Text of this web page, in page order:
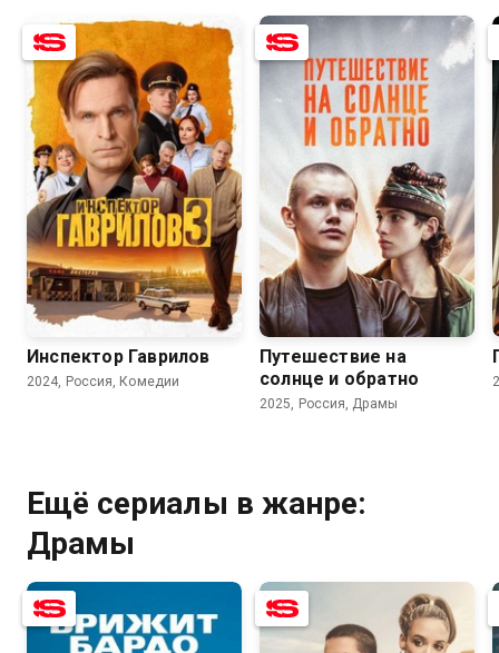
8.2 7.5
Инспектор Гаврилов
2024, Россия, Комедии
7.2 6.7
Путешествие на
солнце и обратно
2025, Россия, Драмы
Ещё сериалы в жанре:
Драмы